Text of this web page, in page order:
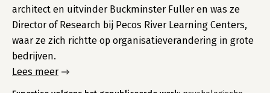
architect en uitvinder Buckminster Fuller en was ze
Director of Research bij Pecos River Learning Centers,
waar ze zich richtte op organisatieverandering in grote
bedrijven.
Lees meer